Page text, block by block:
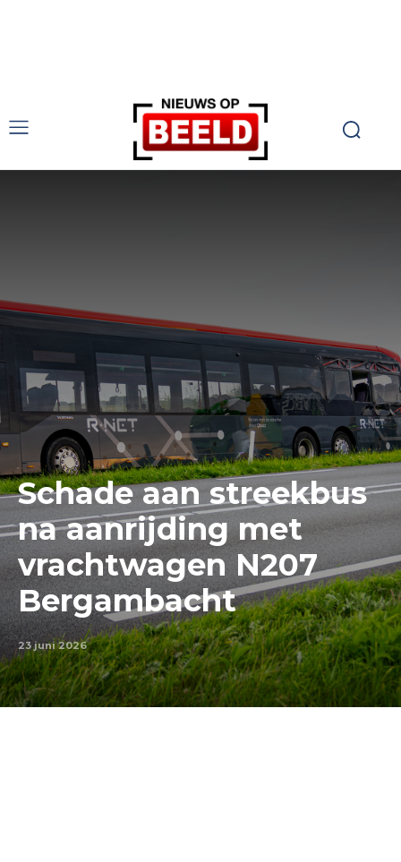
Schade aan streekbus
na aanrijding met
vrachtwagen N207
Bergambacht
23 juni 2026